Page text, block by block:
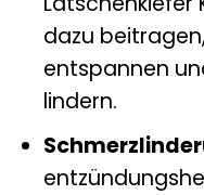
dazu
entspannen
lindern.